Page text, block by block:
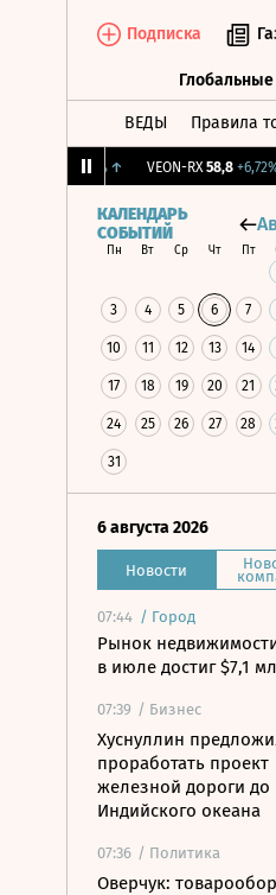
Подписка
ВЕДЫ Правила
↑ VEON-RX 58,8 +6,72%
КАЛЕНДАРЬ
СОБЫТИЙ
Пн Вт Ср Чт Пт
3 4 5 6 7
10 11 12 13 14
17 18 19 20 21
24 25 26 27 28
31
6 августа 2026
Новости
07:44 / Город
Рынок
в июле достиг $7,1
07:39 / Бизнес
Хуснуллин
проработать проект
железной дороги до
Индийского океана
07:36 / Политика
Оверчук: